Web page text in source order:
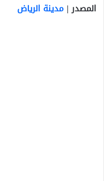
المصدر | مدينة الرياض